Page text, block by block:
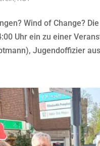
Wind of Change?
Uhr ein zu einer
Jugendoffizier